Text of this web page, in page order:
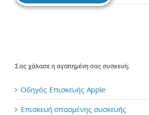
Σας χάλασε η αγαπημένη σας συσκευή;
Οδηγός Επισκευής Apple
Επισκευή σπασμένης συσκευής